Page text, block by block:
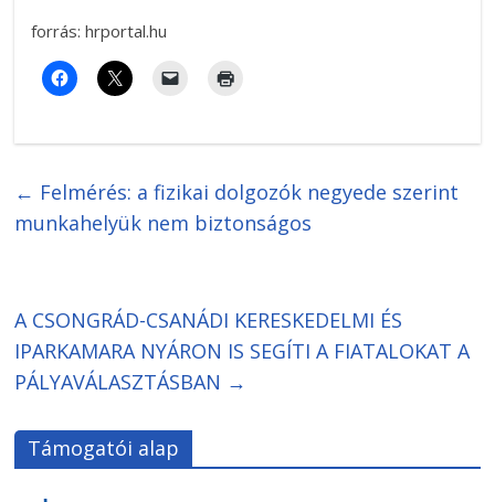
forrás: hrportal.hu
← Felmérés: a fizikai dolgozók negyede szerint
munkahelyük nem biztonságos
A CSONGRÁD-CSANÁDI KERESKEDELMI ÉS
IPARKAMARA NYÁRON IS SEGÍTI A FIATALOKAT A
PÁLYAVÁLASZTÁSBAN →
Támogatói alap